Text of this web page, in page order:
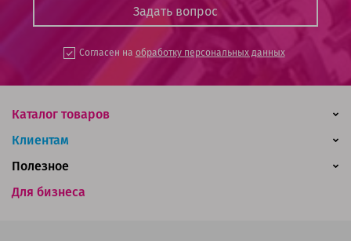
Согласен на обработку персональных данных
Каталог товаров
Клиентам
Для бизнеса
Полезное